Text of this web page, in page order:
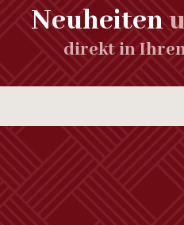
Neuheiten
direkt in